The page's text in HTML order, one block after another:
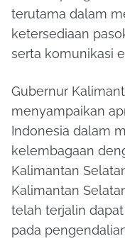
terutama dalam
ketersediaan
serta komunikasi
Gubernur
menyampaikan
Indonesia dalam
kelembagaan
Kalimantan
Kalimantan
telah terjalin
pada